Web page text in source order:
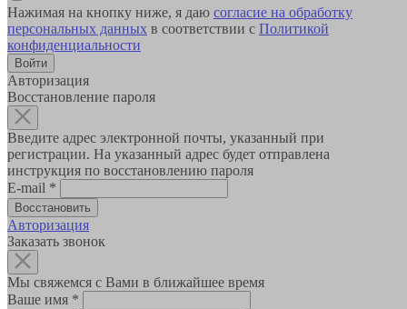
Нажимая на кнопку ниже, я даю согласие на обработку
персональных данных в соответствии с Политикой
конфиденциальности
Авторизация
Восстановление пароля
Введите адрес электронной почты, указанный при
регистрации. На указанный адрес будет отправлена
инструкция по восстановлению пароля
E-mail *
Авторизация
Заказать звонок
Мы свяжемся с Вами в ближайшее время
Ваше имя *